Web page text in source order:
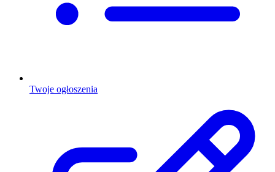
Twoje ogłoszenia